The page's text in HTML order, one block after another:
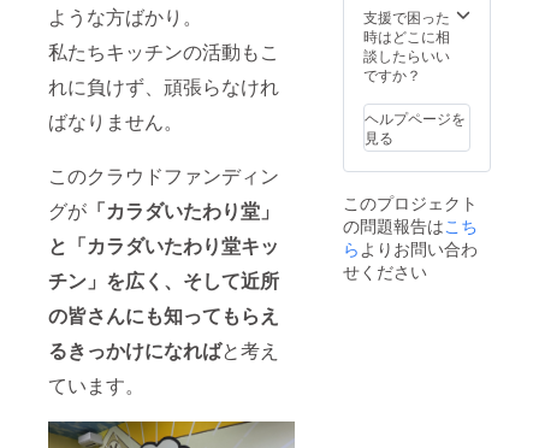
ような方ばかり。
私たちキッチンの活動もこ
れに負けず、頑張らなけれ
ばなりません。
このクラウドファンディン
グが 「カラダいたわり堂」
と「カラダいたわり堂キッ
チン」を広く、そして近所
の皆さんにも知ってもらえ
るきっかけになればと考え
ています。
ヒハ
ツ、
ショウ
ガ粉末
量：80
ｇ ・保
存方
法：高
湿、直
射日光
を避け
て保存
してく
1月まで
の1年間
です。
支援で困った
時はどこに相
談したらいい
ですか？
ヘルプページを
見る
このプロジェクト
の問題報告はこち
ら よりお問い合わ
せください